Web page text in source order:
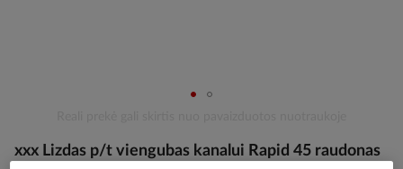
the
xxx Lizdas p/t viengubas kanalui Rapid 45 raudonas